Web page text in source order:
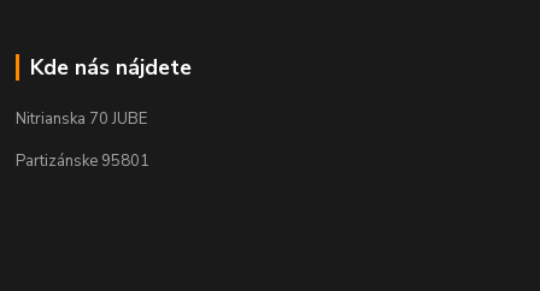
Kde nás nájdete
Nitrianska 70 JUBE
Partizánske 95801